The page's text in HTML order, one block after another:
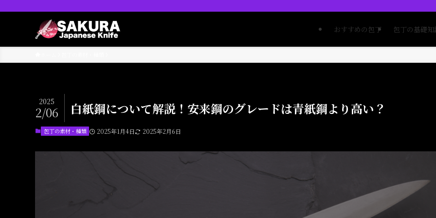
おすすめの包丁 包丁の基礎知
白紙鋼について解説！安来鋼のグレードは青紙鋼より高い？
2025
2/06
包丁の素材・種類 2025年1月4日 2025年2月6日